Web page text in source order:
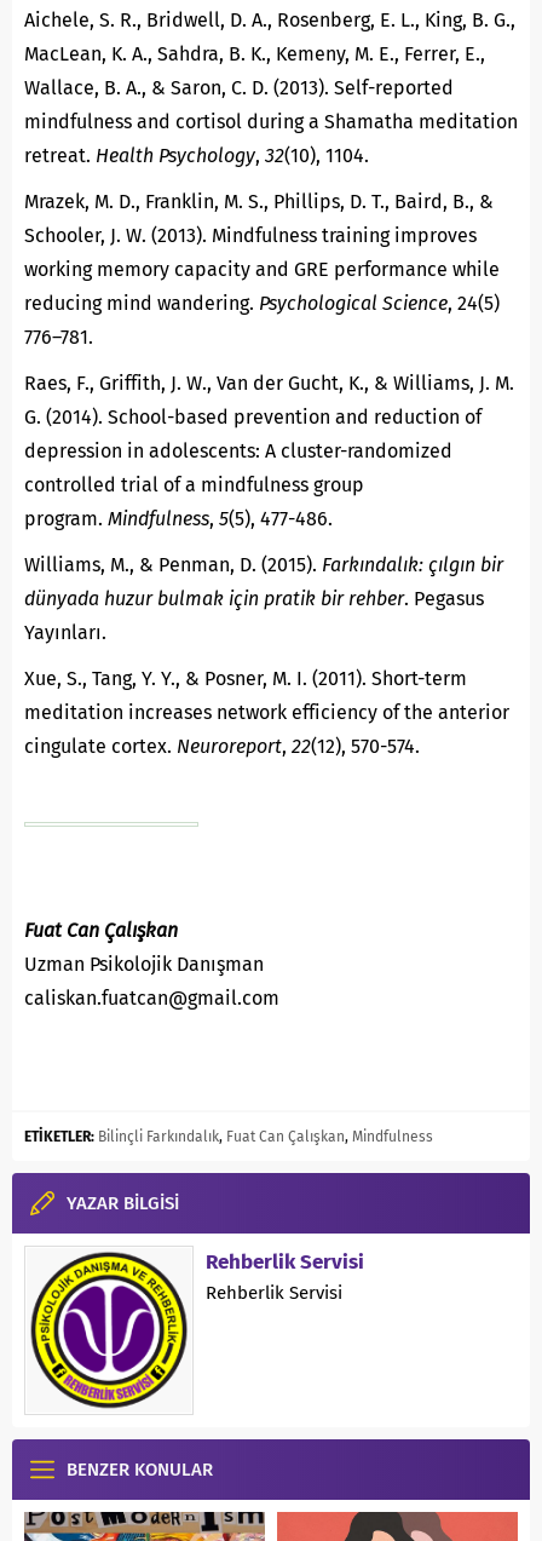
Aichele, S. R., Bridwell, D. A., Rosenberg, E. L., King, B. G.,
MacLean, K. A., Sahdra, B. K., Kemeny, M. E., Ferrer, E.,
Wallace, B. A., & Saron, C. D. (2013). Self-reported
mindfulness and cortisol during a Shamatha meditation
retreat. Health Psychology, 32(10), 1104.
Mrazek, M. D., Franklin, M. S., Phillips, D. T., Baird, B., &
Schooler, J. W. (2013). Mindfulness training improves
working memory capacity and GRE performance while
reducing mind wandering. Psychological Science, 24(5)
776–781.
Raes, F., Griffith, J. W., Van der Gucht, K., & Williams, J. M.
G. (2014). School-based prevention and reduction of
depression in adolescents: A cluster-randomized
controlled trial of a mindfulness group
program. Mindfulness, 5(5), 477-486.
Williams, M., & Penman, D. (2015). Farkındalık: çılgın bir
dünyada huzur bulmak için pratik bir rehber. Pegasus
Yayınları.
Xue, S., Tang, Y. Y., & Posner, M. I. (2011). Short-term
meditation increases network efficiency of the anterior
cingulate cortex. Neuroreport, 22(12), 570-574.
Fuat Can Çalışkan
Uzman Psikolojik Danışman
caliskan.fuatcan@gmail.com
ETİKETLER: Bilinçli Farkındalık, Fuat Can Çalışkan, Mindfulness
YAZAR BİLGİSİ
Rehberlik Servisi
Rehberlik Servisi
BENZER KONULAR